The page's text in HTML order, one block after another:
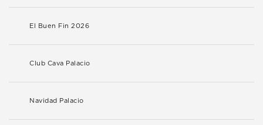
El Buen Fin 2026
Club Cava Palacio
Navidad Palacio